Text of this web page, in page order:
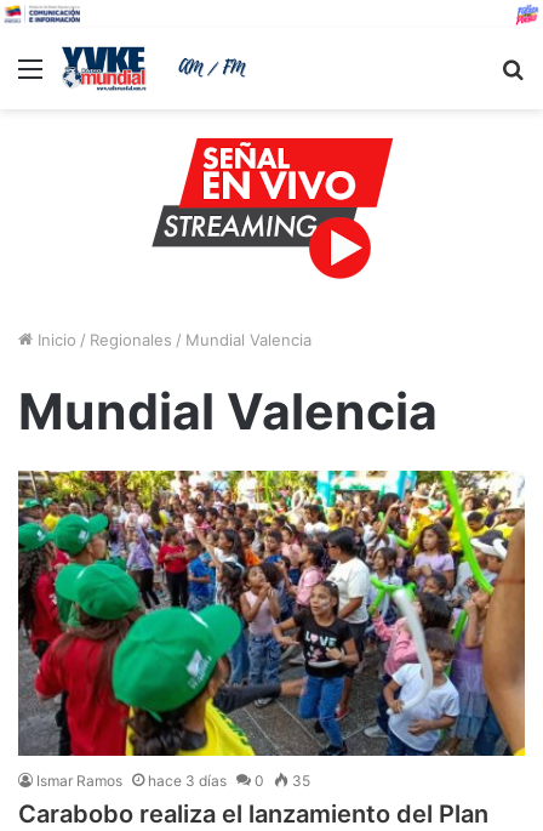
Menu
Inicio / Regionales / Mundial Valencia
Mundial Valencia
Ismar Ramos hace 3 días 0 35
Carabobo realiza el lanzamiento del Plan